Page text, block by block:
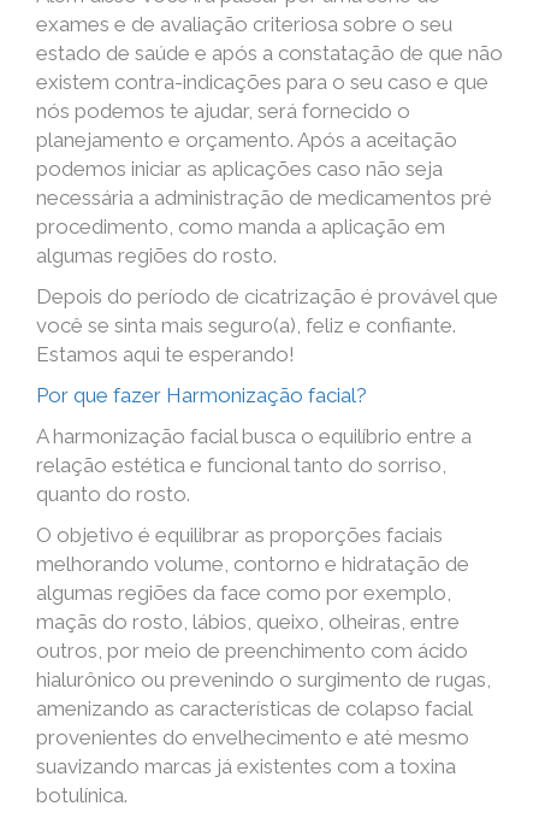
exames e de avaliação criteriosa sobre o seu
estado de saúde e após a constatação de que não
existem contra-indicações para o seu caso e que
nós podemos te ajudar, será fornecido o
planejamento e orçamento. Após a aceitação
podemos iniciar as aplicações caso não seja
necessária a administração de medicamentos pré
procedimento, como manda a aplicação em
algumas regiões do rosto.
Depois do período de cicatrização é provável que
você se sinta mais seguro(a), feliz e confiante.
Estamos aqui te esperando!
Por que fazer Harmonização facial?
A harmonização facial busca o equilíbrio entre a
relação estética e funcional tanto do sorriso,
quanto do rosto.
O objetivo é equilibrar as proporções faciais
melhorando volume, contorno e hidratação de
algumas regiões da face como por exemplo,
maçãs do rosto, lábios, queixo, olheiras, entre
outros, por meio de preenchimento com ácido
hialurônico ou prevenindo o surgimento de rugas,
amenizando as características de colapso facial
provenientes do envelhecimento e até mesmo
suavizando marcas já existentes com a toxina
botulínica.